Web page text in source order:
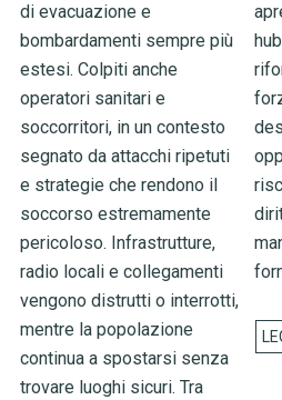
di evacuazione e
bombardamenti sempre più
estesi. Colpiti anche
operatori sanitari e
soccorritori, in un contesto
segnato da attacchi ripetuti
e strategie che rendono il
soccorso estremamente
pericoloso. Infrastrutture,
radio locali e collegamenti
vengono distrutti o interrotti,
mentre la popolazione
continua a spostarsi senza
trovare luoghi sicuri. Tra